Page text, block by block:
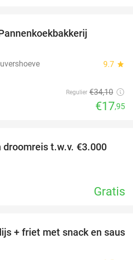
9.7 star
Regulier €34,10
€17,95
droomreis t.w.v. €3.000
Gratis
20%
+ friet met snack en saus